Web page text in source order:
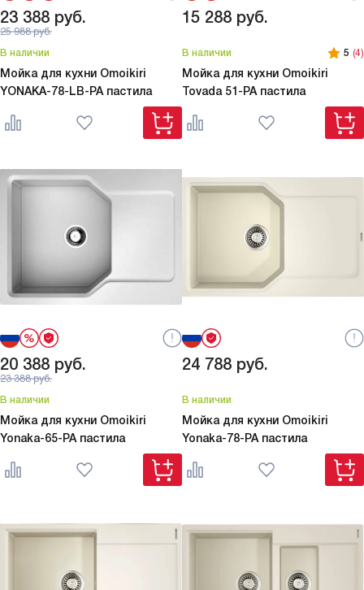
23 388 руб.
25 988руб.
В наличии
Мойка для кухни Omoikiri
YONAKA-78-LB-PA пастила
15 288 руб.
В наличии 5 (4)
Мойка для кухни Omoikiri
Tovada 51-PA пастила
20 388 руб.
23 388руб.
В наличии
Мойка для кухни Omoikiri
Yonaka-65-PA пастила
24 788 руб.
В наличии
Мойка для кухни Omoikiri
Yonaka-78-PA пастила